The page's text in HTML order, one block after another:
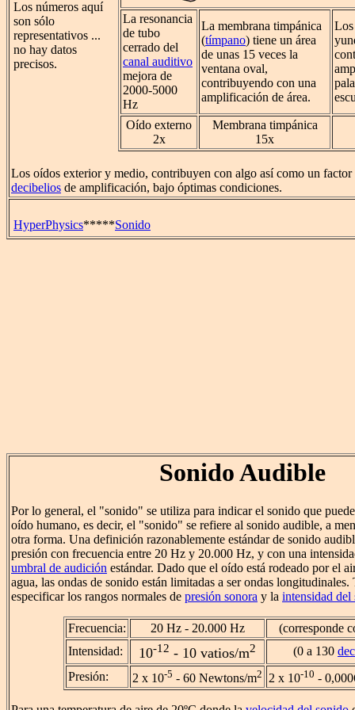
Los números aquí
son sólo
representativos ...
no hay datos
precisos.
La resonancia
de tubo
cerrado del
canal auditivo
mejora de
2000-5000
Hz
La membrana timpánica
(tímpano) tiene un área
de unas 15 veces la
ventana oval,
contribuyendo con una
amplificación de área.
Oído externo
2x
Membrana timpánica
15x
Los oídos exterior y medio, contribuyen con algo así como un factor
decibelios de amplificación, bajo óptimas condiciones.
HyperPhysics*****Sonido
Sonido Audible
Por lo general, el "sonido" se utiliza para indicar el sonido que
oído humano, es decir, el "sonido" se refiere al sonido audible, a
otra forma. Una definición razonablemente estándar de sonido
presión con frecuencia entre 20 Hz y 20.000 Hz, y con una
umbral de audición estándar. Dado que el oído está rodeado por el
agua, las ondas de sonido están limitadas a ser ondas longitudinales.
especificar los rangos normales de presión sonora y la intensidad del
Frecuencia: 20 Hz - 20.000 Hz
(corresponde
Intensidad:
10-12 - 10 vatios/m2 (0 a 130
Presión:
2 x 10-5 - 60 Newtons/m2 2 x 10-10 -